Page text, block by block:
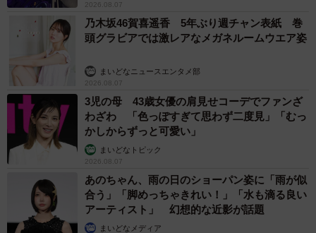
る方は公式Twitterアカウント（@sokyo1226）でチェック
してみてください。
2026.08.07
乃木坂46賀喜遥香 5年ぶり週チャン表紙 巻
頭グラビアでは激レアなメガネルームウエア姿
まいどなニュースエンタメ部
2026.08.07
3児の母 43歳女優の肩見せコーデでファンざ
わざわ 「色っぽすぎて思わず二度見」「むっ
かしからずっと可愛い」
まいどなトピック
2026.08.07
あのちゃん、雨の日のショーパン姿に「雨が似
合う」「脚めっちゃきれい！」「水も滴る良い
アーティスト」 幻想的な近影が話題
まいどなメディア